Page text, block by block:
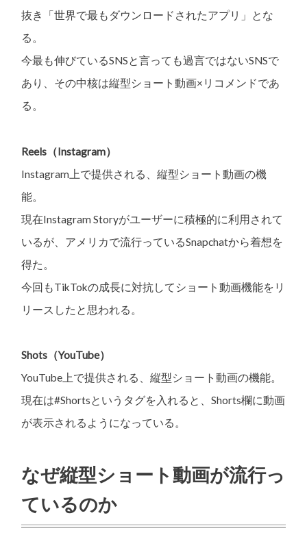
抜き「世界で最もダウンロードされたアプリ」とな
る。
今最も伸びているSNSと言っても過言ではないSNSで
あり、その中核は縦型ショート動画×リコメンドであ
る。
Reels（Instagram）
Instagram上で提供される、縦型ショート動画の機
能。
現在Instagram Storyがユーザーに積極的に利用されて
いるが、アメリカで流行っているSnapchatから着想を
得た。
今回もTikTokの成長に対抗してショート動画機能をリ
リースしたと思われる。
Shots（YouTube）
YouTube上で提供される、縦型ショート動画の機能。
現在は#Shortsというタグを入れると、Shorts欄に動画
が表示されるようになっている。
なぜ縦型ショート動画が流行っ
ているのか